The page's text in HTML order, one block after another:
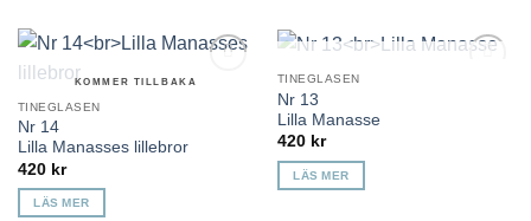
Lägg till i
KOMMER TILLBAKA
TINEGLASEN
Nr 14
Lilla Manasses lillebror
420 kr
LÄS MER
TINEGLASEN
Nr 13
Lilla Manasse
420 kr
LÄS MER